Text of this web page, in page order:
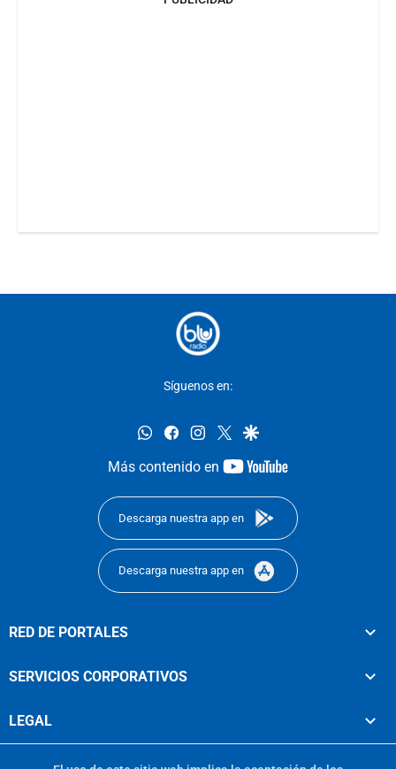
Síguenos en:
whatsappfacebookinstagram
twittergoogle
Más contenido en
youtube-
Descarga nuestra app en
Descarga nuestra app en
RED DE PORTALES
SERVICIOS CORPORATIVOS
LEGAL